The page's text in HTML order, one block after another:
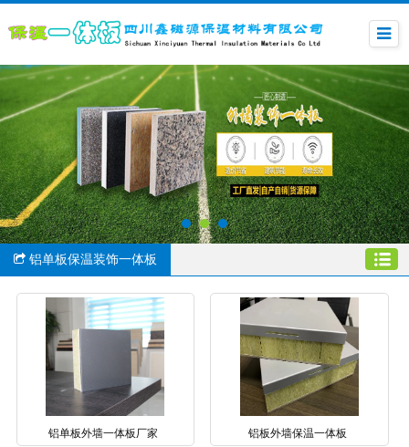
铝单板保温装饰一体板
铝单板外墙一体板厂家 铝板外墙保温一体板